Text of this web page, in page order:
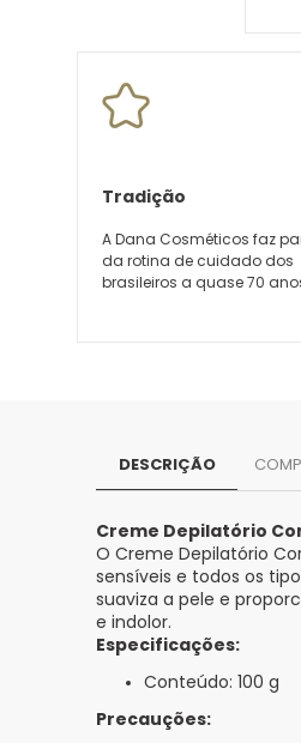
Tradição
A Dana Cosméticos faz
da rotina de cuidado dos
brasileiros a quase 70
DESCRIÇÃO
Creme Depilatório
O Creme Depilatório
sensíveis e todos os
suaviza a pele e
e indolor.
Especificações:
Conteúdo: 100 g
Precauções: